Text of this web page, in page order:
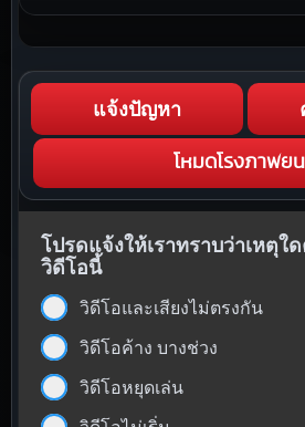
แจ้งปัญหา
โหมดโรงภาพย
โปรดแจ้งให้เราทราบว่าเหตุใ
วิดีโอนี้
วิดีโอและเสียงไม่ตรงกัน
วิดีโอค้าง บางช่วง
วิดีโอหยุดเล่น